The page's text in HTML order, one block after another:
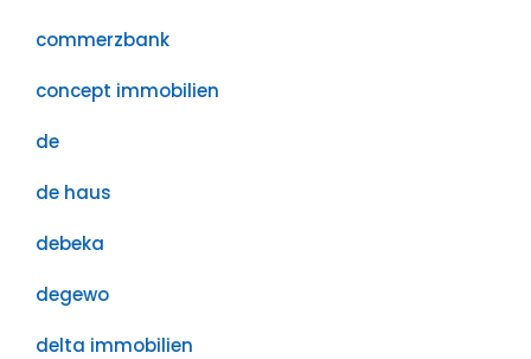
commerzbank
concept immobilien
de
de haus
debeka
degewo
delta immobilien